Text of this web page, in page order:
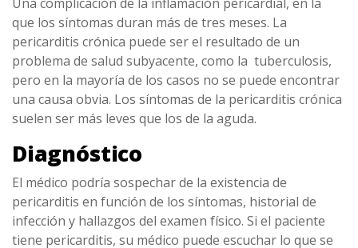
que los síntomas duran más de tres meses. La
pericarditis crónica puede ser el resultado de un
problema de salud subyacente, como la tuberculosis,
pero en la mayoría de los casos no se puede encontrar
una causa obvia. Los síntomas de la pericarditis crónica
suelen ser más leves que los de la aguda.
Diagnóstico
El médico podría sospechar de la existencia de
pericarditis en función de los síntomas, historial de
infección y hallazgos del examen físico. Si el paciente
tiene pericarditis, su médico puede escuchar lo que se